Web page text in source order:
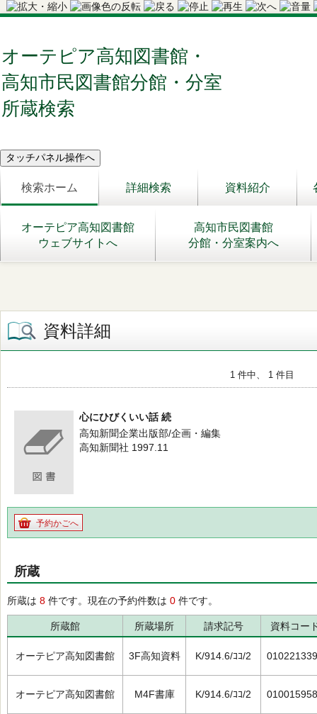
オーテピア高知図書館・
高知市民図書館分館・分室
所蔵検索
検索ホーム 詳細検索 資料紹介
オーテピア高知図書館
ウェブサイトへ
高知市民図書館
分館・分室案内へ
資料詳細
1 件中、 1 件目
心にひびくいい話 続
高知新聞企業出版部/企画・編集
高知新聞社 1997.11
予約かごへ
所蔵
所蔵は 8 件です。現在の予約件数は 0 件です。
所蔵館 所蔵場所 請求記号 資料コー
オーテピア高知図書館 3F高知資料 K/914.6/ｺｺ/2
オーテピア高知図書館 M4F書庫 K/914.6/ｺｺ/2